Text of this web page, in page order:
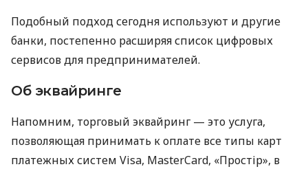
Подобный подход сегодня используют и другие
банки, постепенно расширяя список цифровых
сервисов для предпринимателей.
Об эквайринге
Напомним, торговый эквайринг — это услуга,
позволяющая принимать к оплате все типы карт
платежных систем Visa, MasterCard, «Простір», в